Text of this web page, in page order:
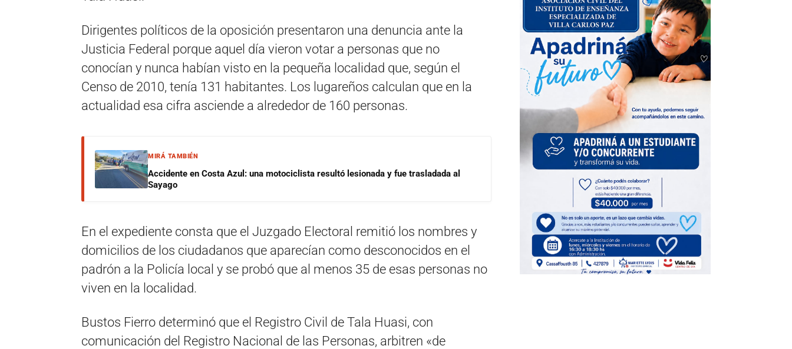
Dirigentes políticos de la oposición presentaron una denuncia ante la
Justicia Federal porque aquel día vieron votar a personas que no
conocían y nunca habían visto en la pequeña localidad que, según el
Censo de 2010, tenía 131 habitantes. Los lugareños calculan que en la
actualidad esa cifra asciende a alrededor de 160 personas.
MIRÁ TAMBIÉN
Accidente en Costa Azul: una motociclista resultó lesionada y fue trasladada al
Sayago
En el expediente consta que el Juzgado Electoral remitió los nombres y
domicilios de los ciudadanos que aparecían como desconocidos en el
padrón a la Policía local y se probó que al menos 35 de esas personas no
viven en la localidad.
Bustos Fierro determinó que el Registro Civil de Tala Huasi, con
comunicación del Registro Nacional de las Personas, arbitren «de